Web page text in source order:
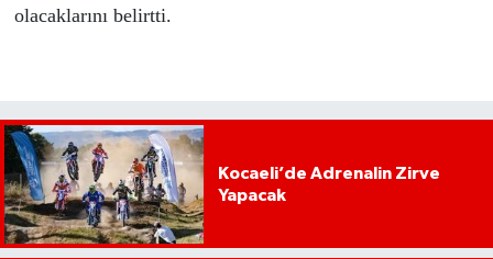
olacaklarını belirtti.
Kocaeli’de Adrenalin Zirve
Yapacak